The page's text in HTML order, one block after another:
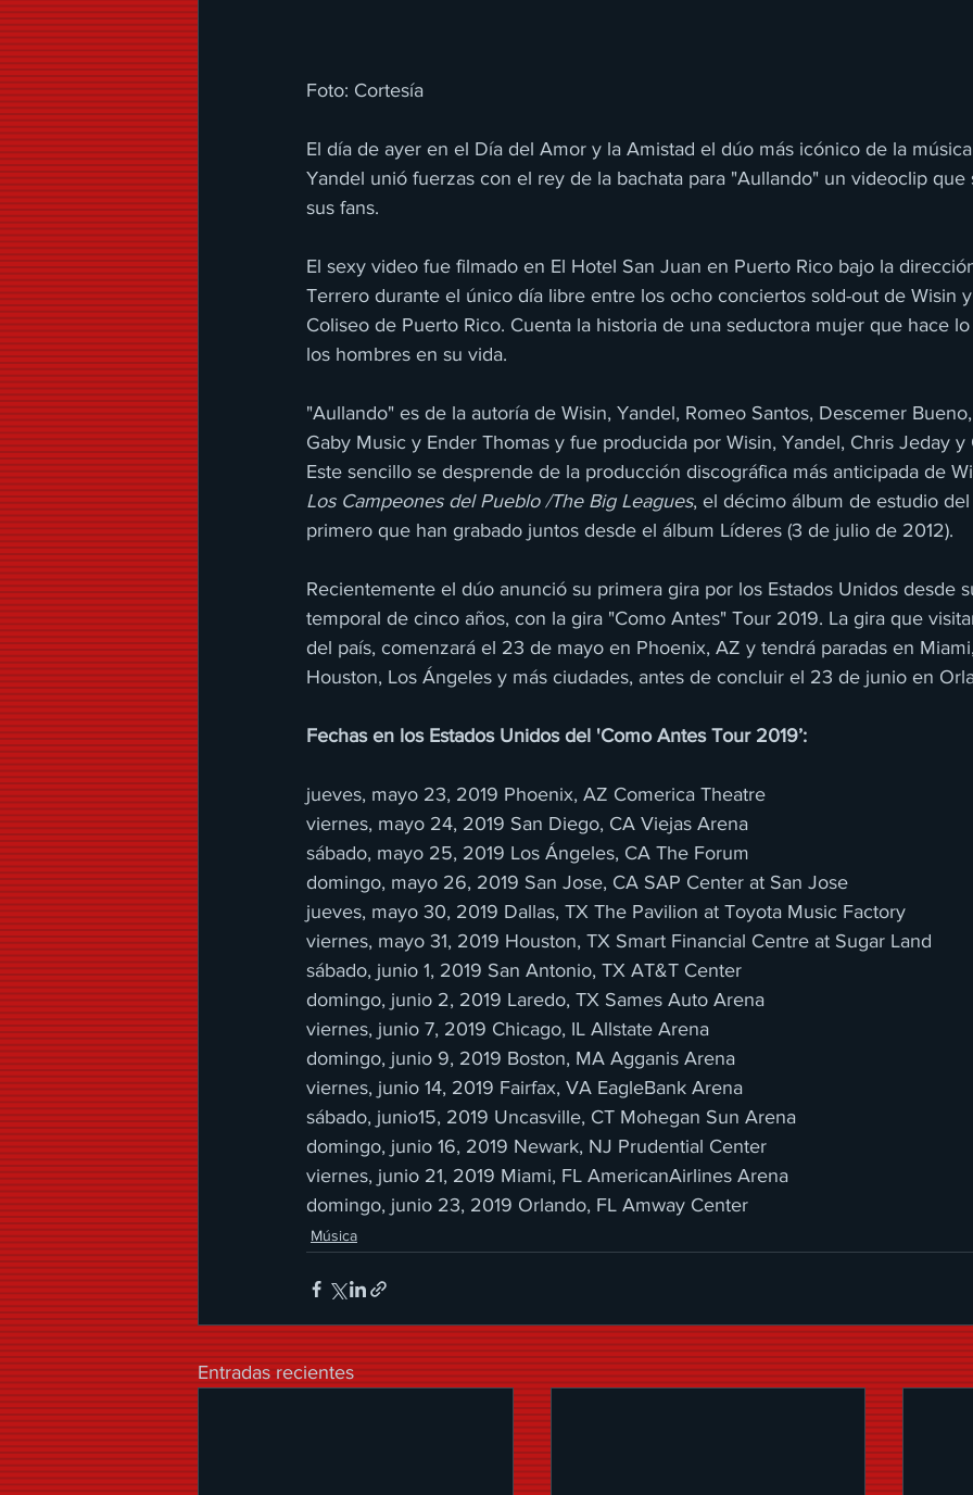
Foto: Cortesía
El día de ayer en el Día del Amor y la Amistad el dúo más icónico de la
Yandel unió fuerzas con el rey de la bachata para "Aullando" un videoclip que
sus fans.
El sexy video fue filmado en El Hotel San Juan en Puerto Rico bajo la
Terrero durante el único día libre entre los ocho conciertos sold-out de Wisin
Coliseo de Puerto Rico. Cuenta la historia de una seductora mujer que hace
los hombres en su vida.
"Aullando" es de la autoría de Wisin, Yandel, Romeo Santos, Descemer
Gaby Music y Ender Thomas y fue producida por Wisin, Yandel, Chris Jeday y
Este sencillo se desprende de la producción discográfica más anticipada de
Los Campeones del Pueblo /The Big Leagues, el décimo álbum de estudio
primero que han grabado juntos desde el álbum Líderes (3 de julio de 2012).
Recientemente el dúo anunció su primera gira por los Estados Unidos desde
temporal de cinco años, con la gira "Como Antes" Tour 2019. La gira que
del país, comenzará el 23 de mayo en Phoenix, AZ y tendrá paradas en
Houston, Los Ángeles y más ciudades, antes de concluir el 23 de junio en
Fechas en los Estados Unidos del 'Como Antes Tour 2019’:
jueves, mayo 23, 2019 Phoenix, AZ Comerica Theatre
viernes, mayo 24, 2019 San Diego, CA Viejas Arena
sábado, mayo 25, 2019 Los Ángeles, CA The Forum
domingo, mayo 26, 2019 San Jose, CA SAP Center at San Jose
jueves, mayo 30, 2019 Dallas, TX The Pavilion at Toyota Music Factory
viernes, mayo 31, 2019 Houston, TX Smart Financial Centre at Sugar Land
sábado, junio 1, 2019 San Antonio, TX AT&T Center
domingo, junio 2, 2019 Laredo, TX Sames Auto Arena
viernes, junio 7, 2019 Chicago, IL Allstate Arena
domingo, junio 9, 2019 Boston, MA Agganis Arena
viernes, junio 14, 2019 Fairfax, VA EagleBank Arena
sábado, junio15, 2019 Uncasville, CT Mohegan Sun Arena
domingo, junio 16, 2019 Newark, NJ Prudential Center
viernes, junio 21, 2019 Miami, FL AmericanAirlines Arena
domingo, junio 23, 2019 Orlando, FL Amway Center
Música
Entradas recientes